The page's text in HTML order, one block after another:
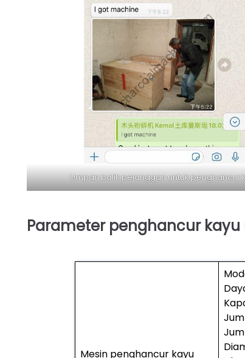
Umpan balik pelanggan untuk penghancur
Parameter penghancur
Mesin penghancur kayu